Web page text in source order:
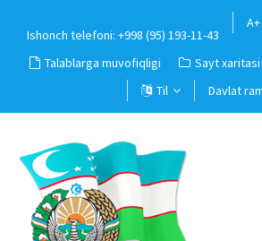
Ishonch telefoni: +998 (95) 193-11-43
A+
Talablarga muvofiqligi Sayt xaritasi
Til
Davlat